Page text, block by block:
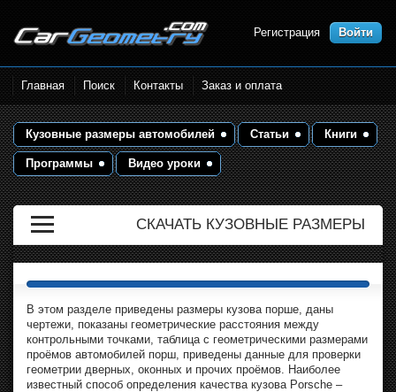
Размеры кузова автомобилей.
Контрольные точки и кузовные
размеры. Геометрия кузова
Регистрация Войти
Главная Поиск Контакты Заказ и оплата
Кузовные размеры автомобилей Статьи Книги
Программы Видео уроки
СКАЧАТЬ КУЗОВНЫЕ РАЗМЕРЫ
В этом разделе приведены размеры кузова порше, даны
чертежи, показаны геометрические расстояния между
контрольными точками, таблица с геометрическими размерами
проёмов автомобилей порш, приведены данные для проверки
геометрии дверных, оконных и прочих проёмов. Наиболее
известный способ определения качества кузова Porsche –